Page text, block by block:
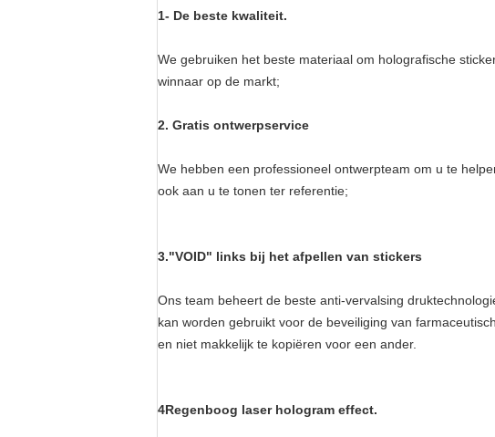
1- De beste kwaliteit.
We gebruiken het beste materiaal om holografische
winnaar op de markt;
2. Gratis ontwerpservice
We hebben een professioneel ontwerpteam om u te
ook aan u te tonen ter referentie;
3."VOID" links bij het afpellen van stickers
Ons team beheert de beste anti-vervalsing
kan worden gebruikt voor de beveiliging van
en niet makkelijk te kopiëren voor een ander.
4Regenboog laser hologram effect.